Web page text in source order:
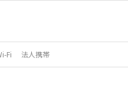
Fi 法人携帯